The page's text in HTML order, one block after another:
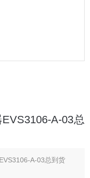
A-03总
A-03总到货